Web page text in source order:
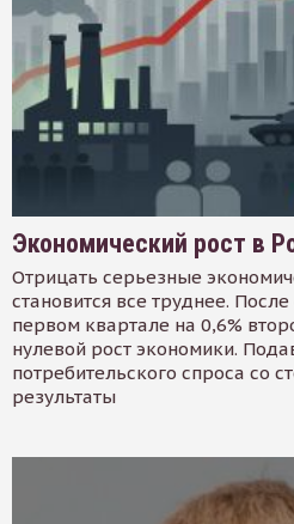
Экономический рост в
Отрицать серьезные
становится все труднее.
первом квартале на 0,6%
нулевой рост экономики.
потребительского спроса со
результаты